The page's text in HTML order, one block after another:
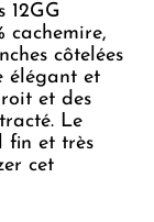
12GG
cachemire,
côtelées
élégant et
et des
Le
fin et très
cet